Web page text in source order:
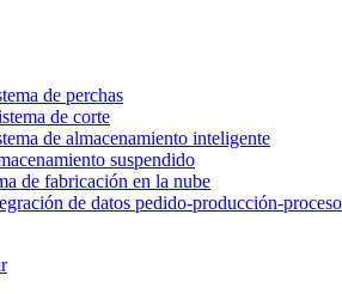
de perchas
de corte
de almacenamiento inteligente
suspendido
de fabricación en la nube
de datos pedido-producción-proceso